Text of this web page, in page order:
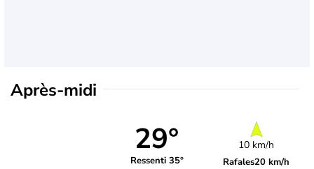
Après-midi
29°
Ressenti 35°
10 km/h
Rafales20 km/h